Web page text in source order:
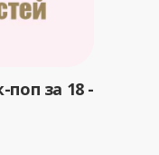
за 18 -